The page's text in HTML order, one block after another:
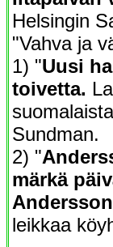
Helsingin
"Vahva ja
1) "Uusi
toivetta.
Sundman.
2) "
märkä
leikkaa